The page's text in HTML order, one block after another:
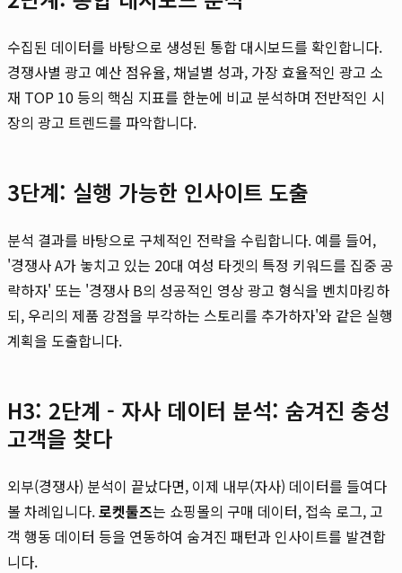
수집된 데이터를 바탕으로 생성된 통합 대시보드를 확인합니다.
경쟁사별 광고 예산 점유율, 채널별 성과, 가장 효율적인 광고 소
재 TOP 10 등의 핵심 지표를 한눈에 비교 분석하며 전반적인 시
장의 광고 트렌드를 파악합니다.
3단계: 실행 가능한 인사이트 도출
분석 결과를 바탕으로 구체적인 전략을 수립합니다. 예를 들어,
'경쟁사 A가 놓치고 있는 20대 여성 타겟의 특정 키워드를 집중 공
략하자' 또는 '경쟁사 B의 성공적인 영상 광고 형식을 벤치마킹하
되, 우리의 제품 강점을 부각하는 스토리를 추가하자'와 같은 실행
계획을 도출합니다.
H3: 2단계 - 자사 데이터 분석: 숨겨진 충성
고객을 찾다
외부(경쟁사) 분석이 끝났다면, 이제 내부(자사) 데이터를 들여다
볼 차례입니다.로켓툴즈는 쇼핑몰의 구매 데이터, 접속 로그, 고
객 행동 데이터 등을 연동하여 숨겨진 패턴과 인사이트를 발견합
니다.